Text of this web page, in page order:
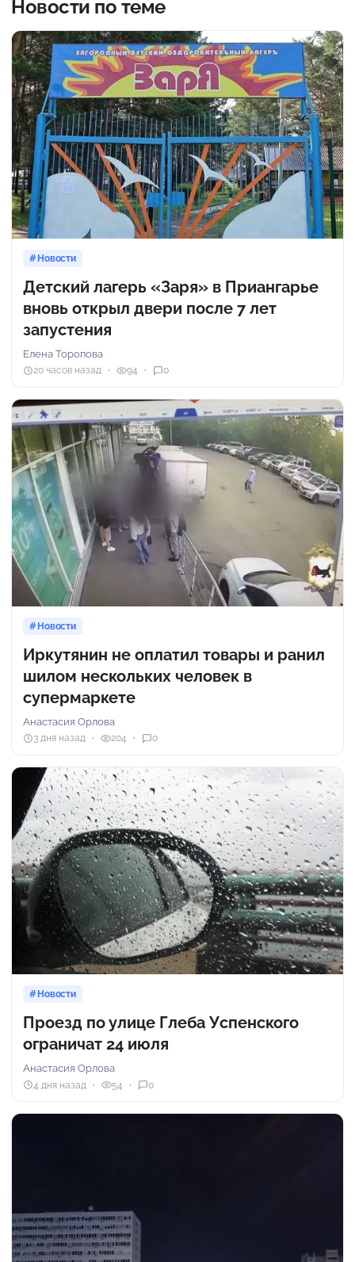
Новости по теме
Новости
Детский лагерь «Заря» в Приангарье
вновь открыл двери после 7 лет
запустения
Елена Торопова
20 часов назад 94 0
Новости
Иркутянин не оплатил товары и ранил
шилом нескольких человек в
супермаркете
Анастасия Орлова
3 дня назад 204 0
Новости
Проезд по улице Глеба Успенского
ограничат 24 июля
Анастасия Орлова
4 дня назад 54 0